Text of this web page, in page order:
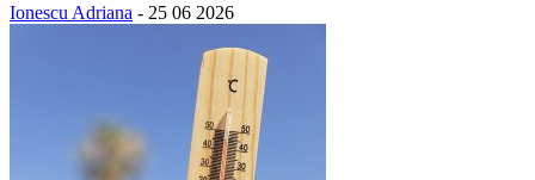
Ionescu Adriana - 25 06 2026